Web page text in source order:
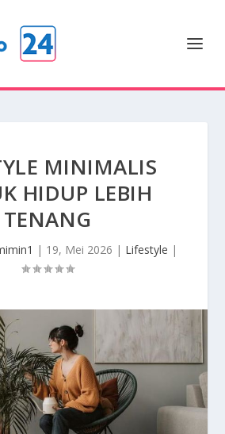
MINIMALIS
HIDUP LEBIH
TENANG
| 19, Mei 2026 | Lifestyle |